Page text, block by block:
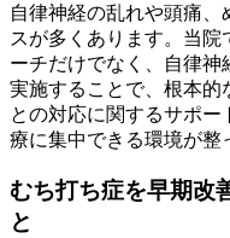
自律神経の乱れや頭痛
スが多くあります。当院
ーチだけでなく、自律神
実施することで、根本的
との対応に関するサポ
療に集中できる環境が整
むち打ち症を早期改
と